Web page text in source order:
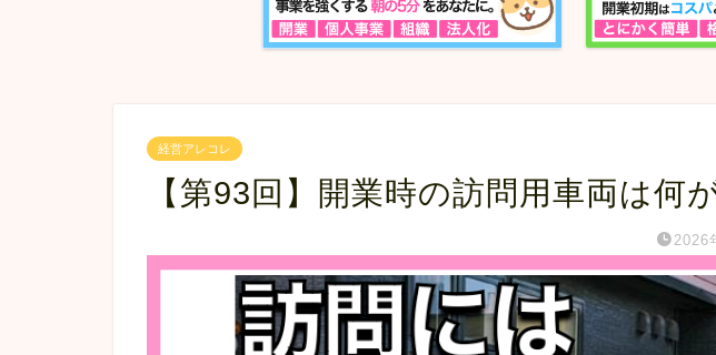
経営アレコレ
【第93回】開業時の訪問用車両は何
2026